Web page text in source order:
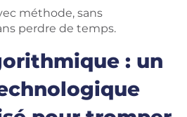
méthode, sans
perdre de temps.
: un